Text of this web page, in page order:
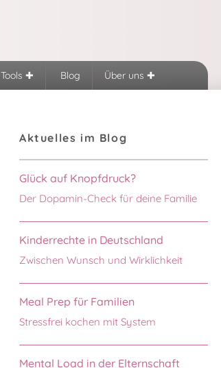
Tools Blog Über uns
Aktuelles im Blog
Glück auf Knopfdruck?
Der Dopamin-Check für deine Familie
Kinderrechte in Deutschland
Zwischen Wunsch und Wirklichkeit
Meal Prep für Familien
Stressfrei kochen mit System
Mental Load in der Elternschaft